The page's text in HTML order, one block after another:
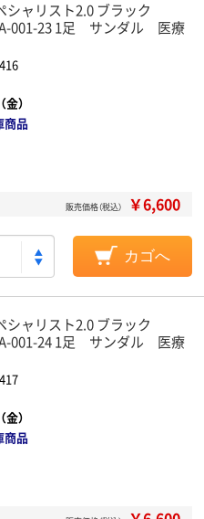
シャリスト2.0 ブラック
001-23 1足 サンダル 医療
）
商品
販売価格（税込） ￥6,600
カゴへ
シャリスト2.0 ブラック
001-24 1足 サンダル 医療
）
商品